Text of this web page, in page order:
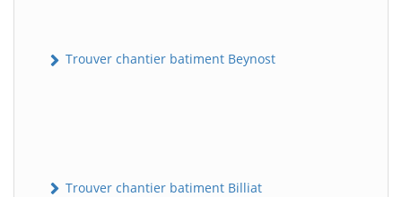
Trouver chantier batiment Beynost
Trouver chantier batiment Billiat